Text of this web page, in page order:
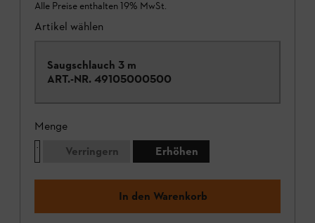
Alle Preise enthalten 19% MwSt.
Artikel wählen
Saugschlauch 3 m
ART.-NR. 49105000500
Menge
Verringern
Erhöhen
In den Warenkorb